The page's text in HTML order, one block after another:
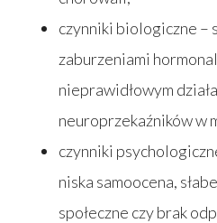
czynniki biologiczne –
zaburzeniami
nieprawidłowym
neuroprzekaźników w
czynniki
niska samoocena,
społeczne czy brak